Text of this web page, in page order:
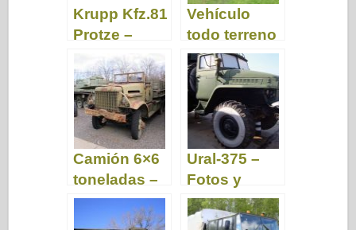
Krupp Kfz.81
Protze –
Fotos y
Videos
Vehículo
todo terreno
de alta
movilidad
Pinzgauer –
Fotos y
video
Camión 6×6
toneladas –
Fotos y
Video
Ural-375 –
Fotos y
Video